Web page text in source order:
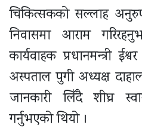
चिकित्सकको सल्लाह
निवासमा आराम
कार्यवाहक प्रधानमन्त्री
अस्पताल पुगी अध्यक्ष
जानकारी लिँदै शीघ्र
गर्नुभएको थियो ।